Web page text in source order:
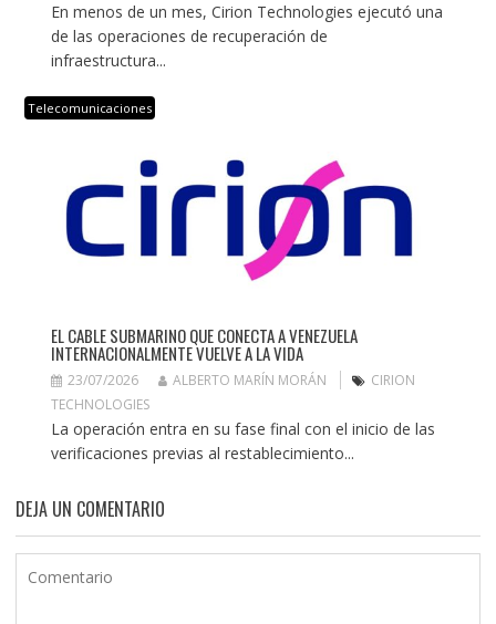
En menos de un mes, Cirion Technologies ejecutó una
de las operaciones de recuperación de
infraestructura...
Telecomunicaciones
EL CABLE SUBMARINO QUE CONECTA A VENEZUELA
INTERNACIONALMENTE VUELVE A LA VIDA
23/07/2026 ALBERTO MARÍN MORÁN
CIRION
TECHNOLOGIES
La operación entra en su fase final con el inicio de las
verificaciones previas al restablecimiento...
DEJA UN COMENTARIO